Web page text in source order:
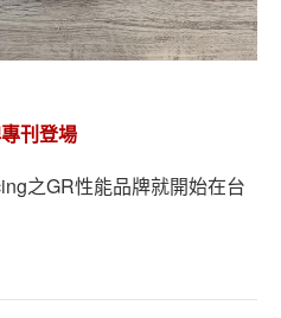
刊登場
之GR性能品牌就開始在台